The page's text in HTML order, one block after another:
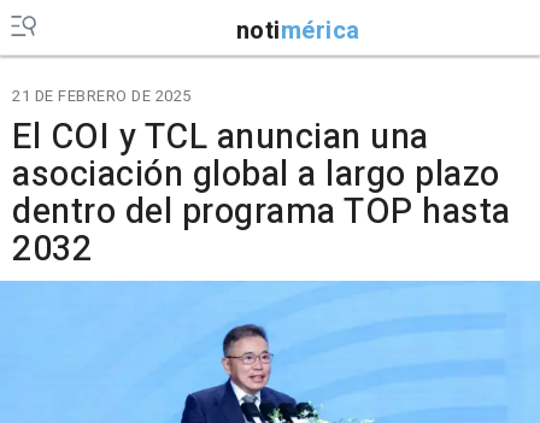
notimérica
21 DE FEBRERO DE 2025
El COI y TCL anuncian una
asociación global a largo plazo
dentro del programa TOP hasta
2032